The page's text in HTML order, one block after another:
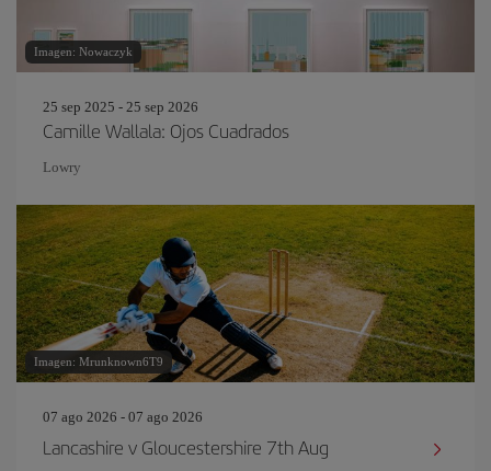
Imagen: Nowaczyk
25 sep 2025 - 25 sep 2026
Camille Wallala: Ojos Cuadrados
Lowry
Imagen: Mrunknown6T9
07 ago 2026 - 07 ago 2026
Lancashire v Gloucestershire 7th Aug